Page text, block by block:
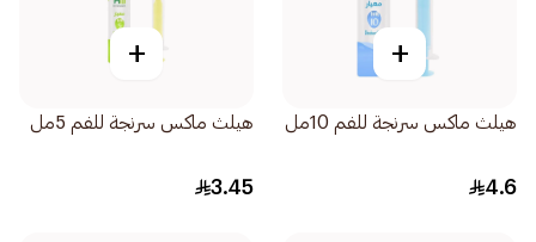
+
هيلث ماكس سرنجة للفم 10مل
4.6
+
هيلث ماكس سرنجة للفم 5مل
3.45